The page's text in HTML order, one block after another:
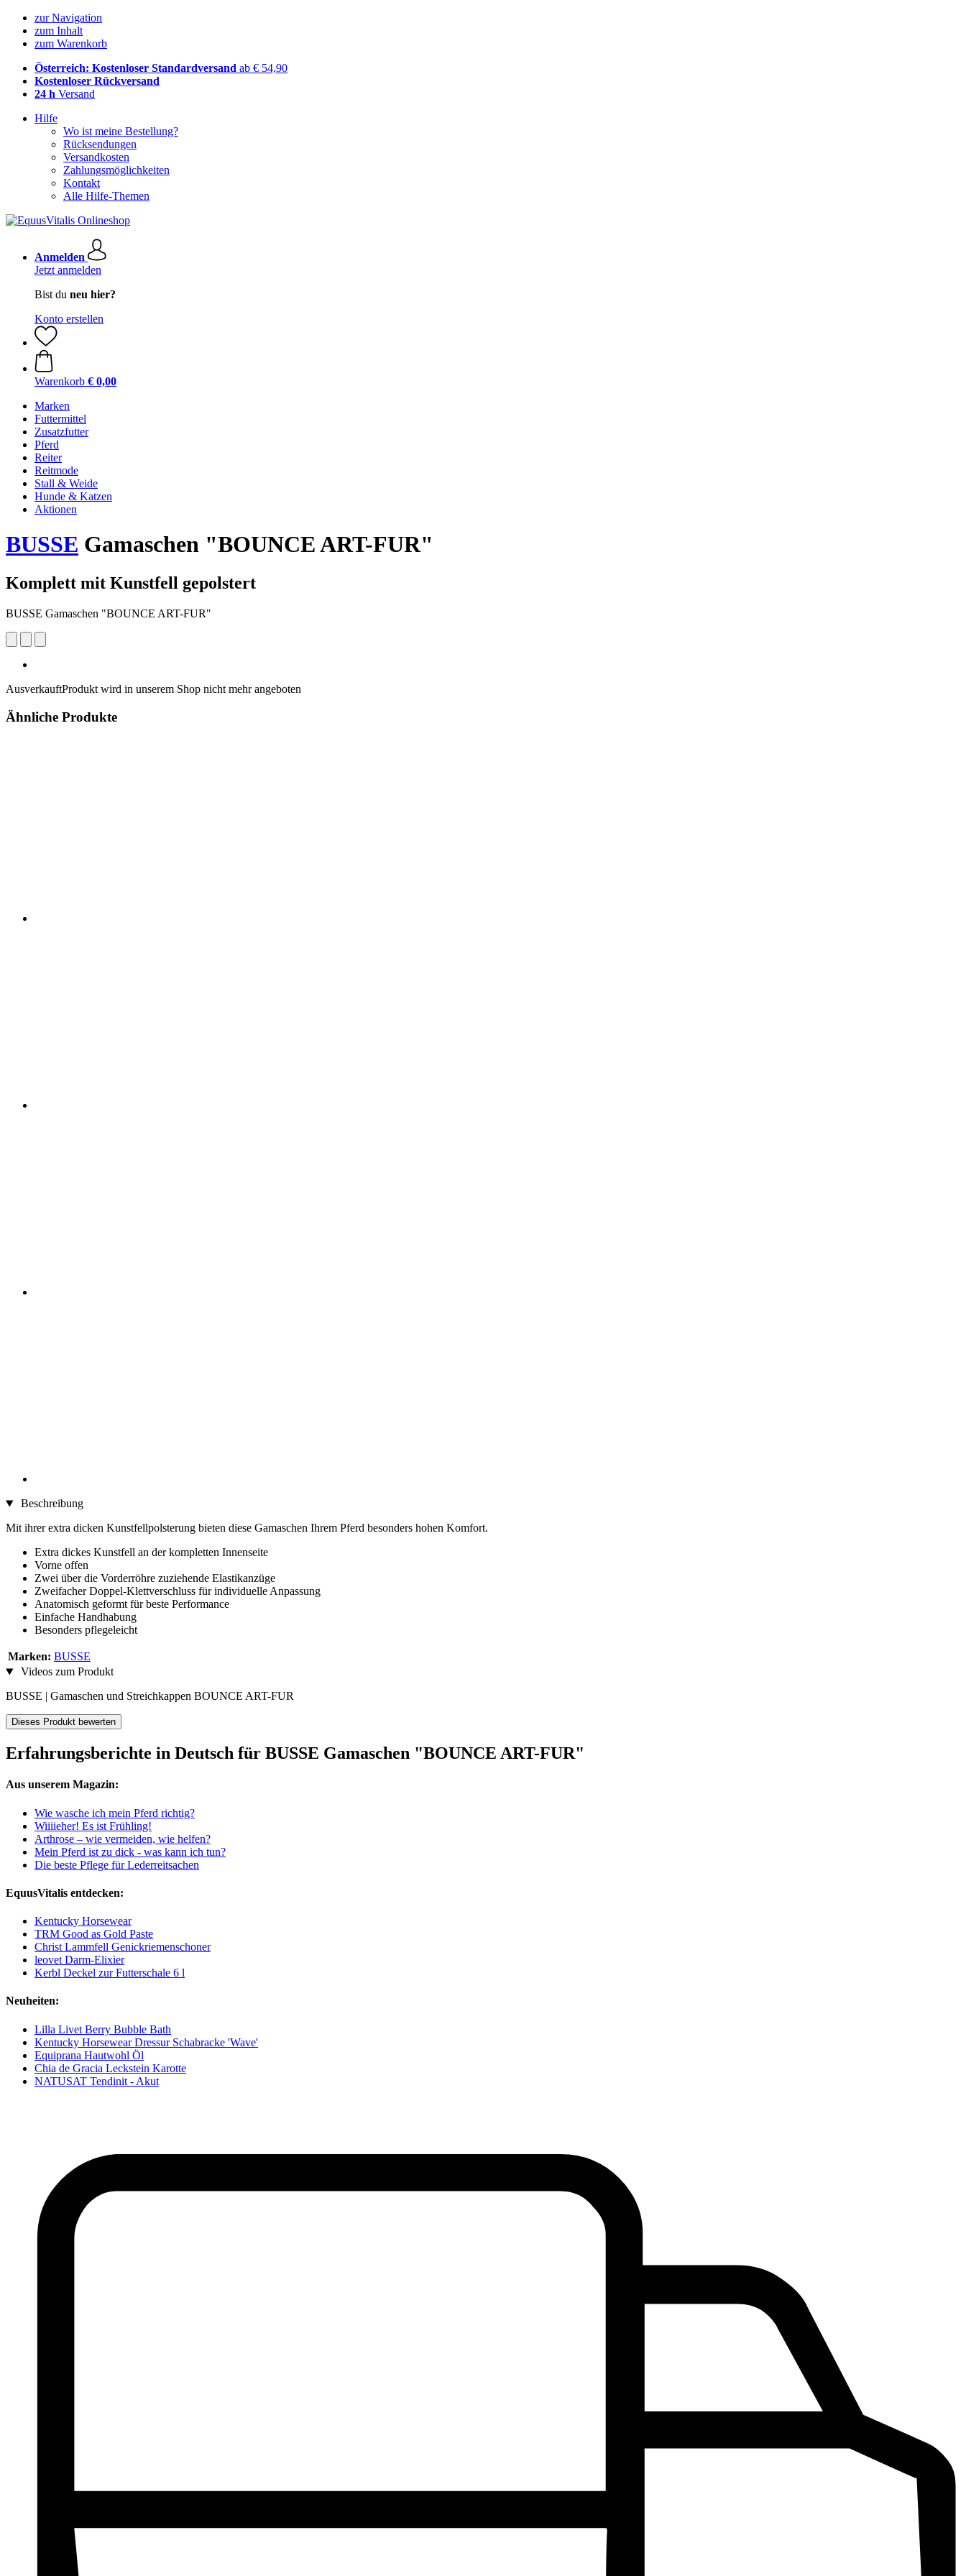
zur Navigation
zum Inhalt
zum Warenkorb
Österreich: Kostenloser Standardversand ab € 54,90
Kostenloser Rückversand
24 h Versand
Hilfe
Wo ist meine Bestellung?
Rücksendungen
Versandkosten
Zahlungsmöglichkeiten
Kontakt
Alle Hilfe-Themen
Anmelden
Jetzt anmelden
Bist du neu hier?
Konto erstellen
Warenkorb € 0,00
Marken
Futtermittel
Zusatzfutter
Pferd
Reiter
Reitmode
Stall & Weide
Hunde & Katzen
Aktionen
BUSSE Gamaschen "BOUNCE ART-FUR"
Komplett mit Kunstfell gepolstert
BUSSE Gamaschen "BOUNCE ART-FUR"
AusverkauftProdukt wird in unserem Shop nicht mehr angeboten
Ähnliche Produkte
Beschreibung
Mit ihrer extra dicken Kunstfellpolsterung bieten diese Gamaschen Ihrem Pferd besonders hohen Komfort.
Extra dickes Kunstfell an der kompletten Innenseite
Vorne offen
Zwei über die Vorderröhre zuziehende Elastikanzüge
Zweifacher Doppel-Klettverschluss für individuelle Anpassung
Anatomisch geformt für beste Performance
Einfache Handhabung
Besonders pflegeleicht
Marken: BUSSE
Videos zum Produkt
BUSSE | Gamaschen und Streichkappen BOUNCE ART-FUR
Dieses Produkt bewerten
Erfahrungsberichte in Deutsch für BUSSE Gamaschen "BOUNCE ART-FUR"
Aus unserem Magazin:
Wie wasche ich mein Pferd richtig?
Wiiiieher! Es ist Frühling!
Arthrose – wie vermeiden, wie helfen?
Mein Pferd ist zu dick - was kann ich tun?
Die beste Pflege für Lederreitsachen
EquusVitalis entdecken:
Kentucky Horsewear
TRM Good as Gold Paste
Christ Lammfell Genickriemenschoner
leovet Darm-Elixier
Kerbl Deckel zur Futterschale 6 l
Neuheiten:
Lilla Livet Berry Bubble Bath
Kentucky Horsewear Dressur Schabracke 'Wave'
Equiprana Hautwohl Öl
Chia de Gracia Leckstein Karotte
NATUSAT Tendinit - Akut